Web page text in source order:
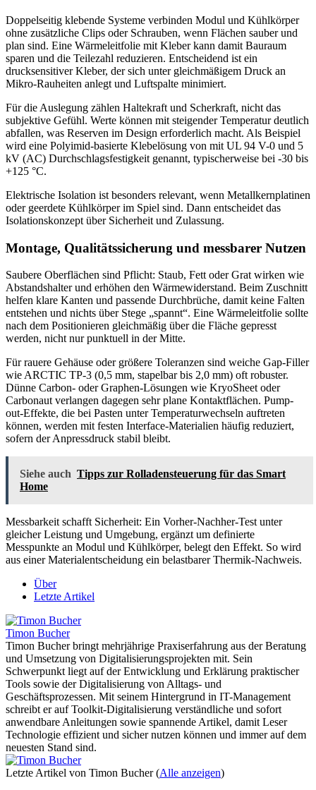
Doppelseitig klebende Systeme verbinden Modul und Kühlkörper
ohne zusätzliche Clips oder Schrauben, wenn Flächen sauber und
plan sind. Eine Wärmeleitfolie mit Kleber kann damit Bauraum
sparen und die Teilezahl reduzieren. Entscheidend ist ein
drucksensitiver Kleber, der sich unter gleichmäßigem Druck an
Mikro-Rauheiten anlegt und Luftspalte minimiert.
Für die Auslegung zählen Haltekraft und Scherkraft, nicht das
subjektive Gefühl. Werte können mit steigender Temperatur deutlich
abfallen, was Reserven im Design erforderlich macht. Als Beispiel
wird eine Polyimid-basierte Klebelösung von mit UL 94 V-0 und 5
kV (AC) Durchschlagsfestigkeit genannt, typischerweise bei -30 bis
+125 °C.
Elektrische Isolation ist besonders relevant, wenn Metallkernplatinen
oder geerdete Kühlkörper im Spiel sind. Dann entscheidet das
Isolationskonzept über Sicherheit und Zulassung.
Montage, Qualitätssicherung und messbarer Nutzen
Saubere Oberflächen sind Pflicht: Staub, Fett oder Grat wirken wie
Abstandshalter und erhöhen den Wärmewiderstand. Beim Zuschnitt
helfen klare Kanten und passende Durchbrüche, damit keine Falten
entstehen und nichts über Stege „spannt“. Eine Wärmeleitfolie sollte
nach dem Positionieren gleichmäßig über die Fläche gepresst
werden, nicht nur punktuell in der Mitte.
Für rauere Gehäuse oder größere Toleranzen sind weiche Gap-Filler
wie ARCTIC TP-3 (0,5 mm, stapelbar bis 2,0 mm) oft robuster.
Dünne Carbon- oder Graphen-Lösungen wie KryoSheet oder
Carbonaut verlangen dagegen sehr plane Kontaktflächen. Pump-
out-Effekte, die bei Pasten unter Temperaturwechseln auftreten
können, werden mit festen Interface-Materialien häufig reduziert,
sofern der Anpressdruck stabil bleibt.
Siehe auch Tipps zur Rolladensteuerung für das Smart
Home
Messbarkeit schafft Sicherheit: Ein Vorher-Nachher-Test unter
gleicher Leistung und Umgebung, ergänzt um definierte
Messpunkte an Modul und Kühlkörper, belegt den Effekt. So wird
aus einer Materialentscheidung ein belastbarer Thermik-Nachweis.
Über
Letzte Artikel
Timon Bucher
Timon Bucher bringt mehrjährige Praxiserfahrung aus der Beratung
und Umsetzung von Digitalisierungsprojekten mit. Sein
Schwerpunkt liegt auf der Entwicklung und Erklärung praktischer
Tools sowie der Digitalisierung von Alltags- und
Geschäftsprozessen. Mit seinem Hintergrund in IT-Management
schreibt er auf Toolkit-Digitalisierung verständliche und sofort
anwendbare Anleitungen sowie spannende Artikel, damit Leser
Technologie effizient und sicher nutzen können und immer auf dem
neuesten Stand sind.
Letzte Artikel von Timon Bucher(Alle anzeigen)